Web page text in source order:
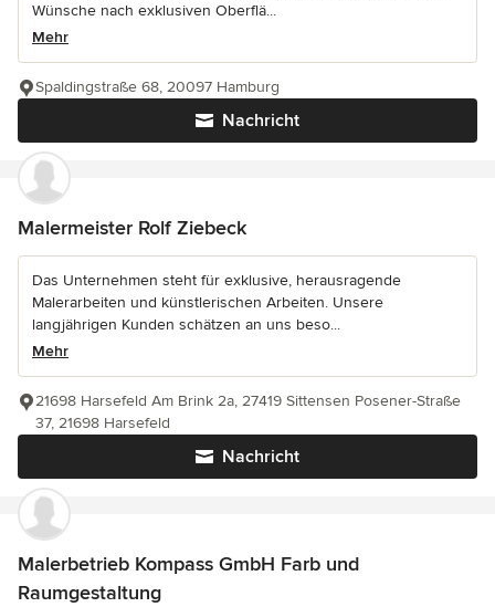
Wünsche nach exklusiven Oberflä...
Mehr
Nachricht
Spaldingstraße 68, 20097 Hamburg
Malermeister Rolf Ziebeck
Das Unternehmen steht für exklusive, herausragende
Malerarbeiten und künstlerischen Arbeiten. Unsere
langjährigen Kunden schätzen an uns beso...
Mehr
Nachricht
21698 Harsefeld Am Brink 2a, 27419 Sittensen Posener-Straße
37, 21698 Harsefeld
Malerbetrieb Kompass GmbH Farb und
Raumgestaltung